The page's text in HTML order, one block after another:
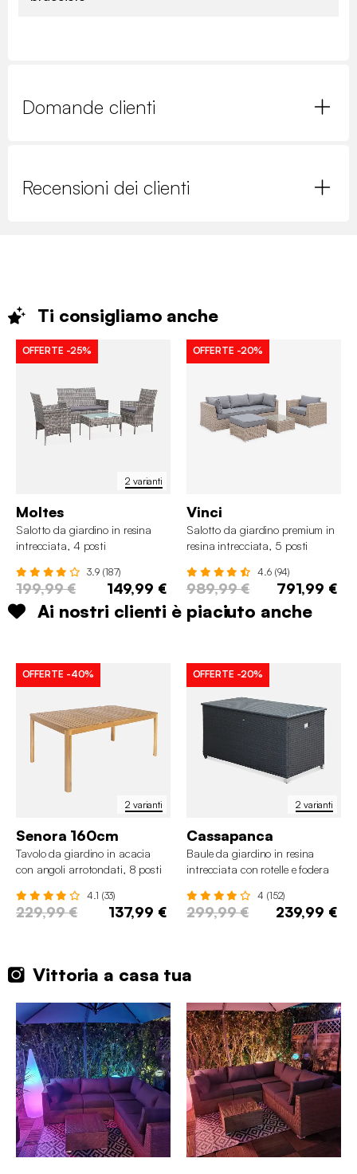
Domande clienti
Recensioni dei clienti
Ti consigliamo anche
2 varianti
OFFERTE -25%
Moltes
Salotto da giardino in resina
intrecciata, 4 posti
3.9 (187)
199,99 € 149,99 €
OFFERTE -20%
Vinci
Salotto da giardino premium in
resina intrecciata, 5 posti
4.6 (94)
989,99 € 791,99 €
Ai nostri clienti è piaciuto anche
2 varianti
OFFERTE -40%
Senora 160cm
Tavolo da giardino in acacia
con angoli arrotondati, 8 posti
4.1 (33)
229,99 € 137,99 €
2 varianti
OFFERTE -20%
Cassapanca
Baule da giardino in resina
intrecciata con rotelle e fodera
4 (152)
299,99 € 239,99 €
Vittoria a casa tua